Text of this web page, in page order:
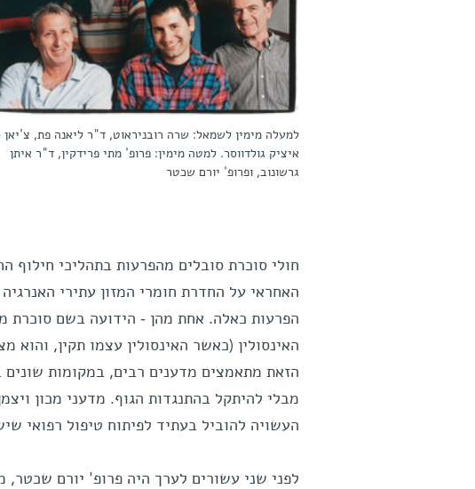
למעלה מימין לשמאל: שרה רובניראוט, ד"ר ליאנה פת, צ'יאן
איציק גולדווסר. למטה מימין: פרופ' מתי פרידקין, ד"ר איתן
גרשונוב, ופרופ' יורם שכטר
חולי סוכרת סובלים מהפרעות בתהליכי חילוף
האחראי על החדרת חומרי המזון עתירי
האינסולין (כאשר האינסולין עצמו תקין,
הזאת מתאמצים מדענים רבים, במקומות
מבלי להיתקל בהתנגדות הגוף. מדעני מכון
העשויה להוביל בעתיד לפיתוח טיפול רפואי
לפני שני עשורים לערך היה פרופ' יורם